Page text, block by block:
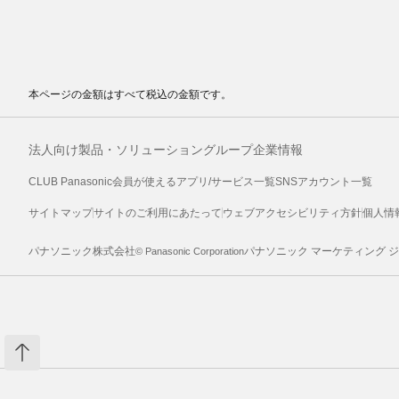
本ページの金額はすべて税込の金額です。
法人向け製品・ソリューショングループ企業情報
CLUB Panasonic会員が使えるアプリ/サービス一覧SNSアカウント一覧
サイトマップサイトのご利用にあたって ウェブアクセシビリティ方針個人情
パナソニック株式会社© Panasonic Corporationパナソニック マーケティング